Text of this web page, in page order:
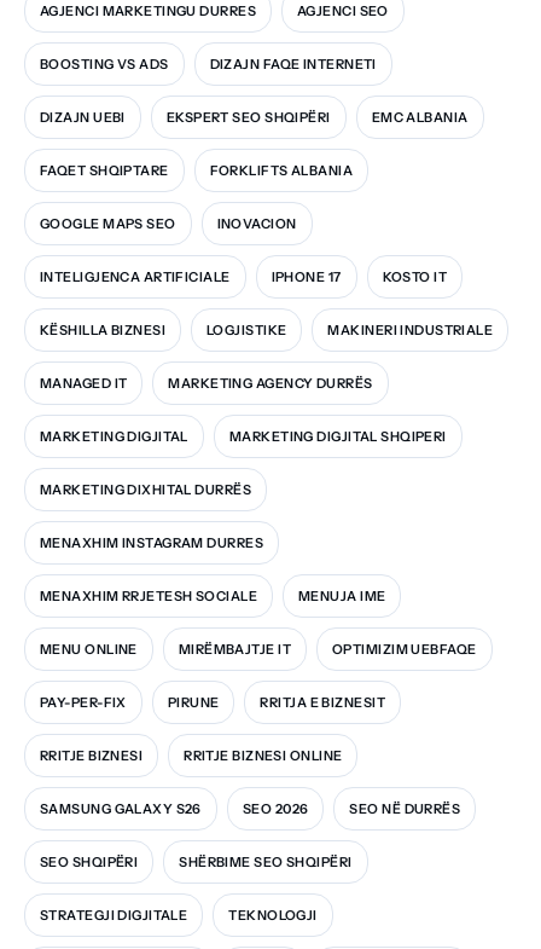
AGJENCI MARKETINGU DURRES AGJENCI SEO
BOOSTING VS ADS DIZAJN FAQE INTERNETI
DIZAJN UEBI EKSPERT SEO SHQIPËRI EMC ALBANIA
FAQET SHQIPTARE FORKLIFTS ALBANIA
GOOGLE MAPS SEO INOVACION
INTELIGJENCA ARTIFICIALE IPHONE 17 KOSTO IT
KËSHILLA BIZNESI LOGJISTIKE MAKINERI INDUSTRIALE
MANAGED IT MARKETING AGENCY DURRËS
MARKETING DIGJITAL MARKETING DIGJITAL SHQIPERI
MARKETING DIXHITAL DURRËS
MENAXHIM INSTAGRAM DURRES
MENAXHIM RRJETESH SOCIALE MENUJA IME
MENU ONLINE MIRËMBAJTJE IT OPTIMIZIM UEBFAQE
PAY-PER-FIX PIRUNE RRITJA E BIZNESIT
RRITJE BIZNESI RRITJE BIZNESI ONLINE
SAMSUNG GALAXY S26 SEO 2026 SEO NË DURRËS
SEO SHQIPËRI SHËRBIME SEO SHQIPËRI
STRATEGJI DIGJITALE TEKNOLOGJI